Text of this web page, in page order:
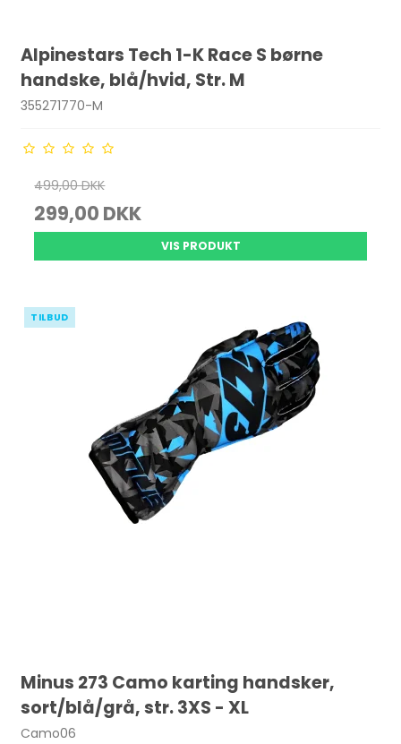
Alpinestars Tech 1-K Race S børne
handske, blå/hvid, Str. M
355271770-M
499,00 DKK
299,00 DKK
VIS PRODUKT
TILBUD
Minus 273 Camo karting handsker,
sort/blå/grå, str. 3XS - XL
Camo06